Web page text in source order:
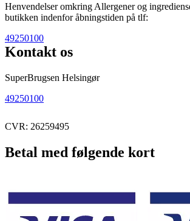
Henvendelser omkring Allergener og
butikken indenfor åbningstiden på tlf:
49250100
Kontakt os
SuperBrugsen Helsingør
49250100
CVR: 26259495
Betal med følgende kort